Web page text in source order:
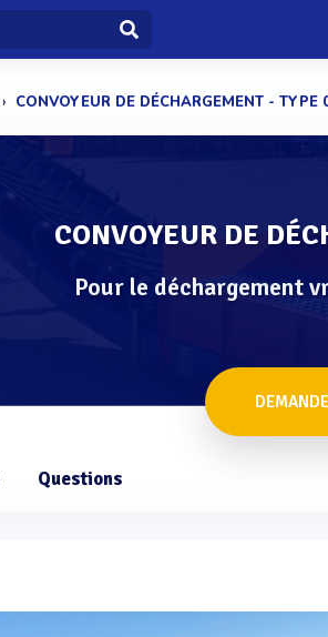
CONVOYEUR DE DÉCHARGEMENT - TYPE
CONVOYEUR DE
Pour le déchargement
Questions